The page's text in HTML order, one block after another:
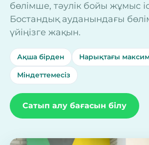
бөлімше, тәулік бойы жұмыс
Бостандық ауданындағы
үйіңізге жақын.
Ақша бірден Нарықтағы
Міндеттемесіз
Сатып алу бағасын білу